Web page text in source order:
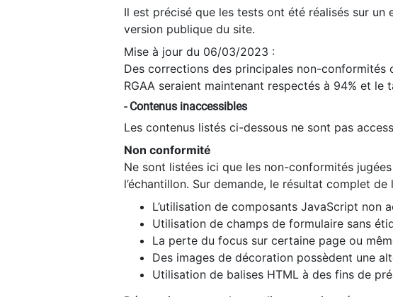
Il est précisé que les tests ont été réalisés sur
version publique du site.
Mise à jour du 06/03/2023 :
Des corrections des principales non-conformités
RGAA seraient maintenant respectés à 94% et
- Contenus inaccessibles
Les contenus listés ci-dessous ne sont pas
Non conformité
Ne sont listées ici que les non-conformités
l’échantillon. Sur demande, le résultat complet
L’utilisation de composants JavaScript non
Utilisation de champs de formulaire sans
La perte du focus sur certaine page ou
Des images de décoration possèdent une
Utilisation de balises HTML à des fins de